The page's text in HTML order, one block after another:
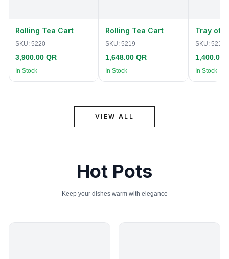
Rolling Tea Cart
SKU: 5220
3,900.00 QR
In Stock
Rolling Tea Cart
SKU: 5219
1,648.00 QR
In Stock
Tray of
SKU: 5218
1,400.00
In Stock
VIEW ALL
Hot Pots
Keep your dishes warm with elegance